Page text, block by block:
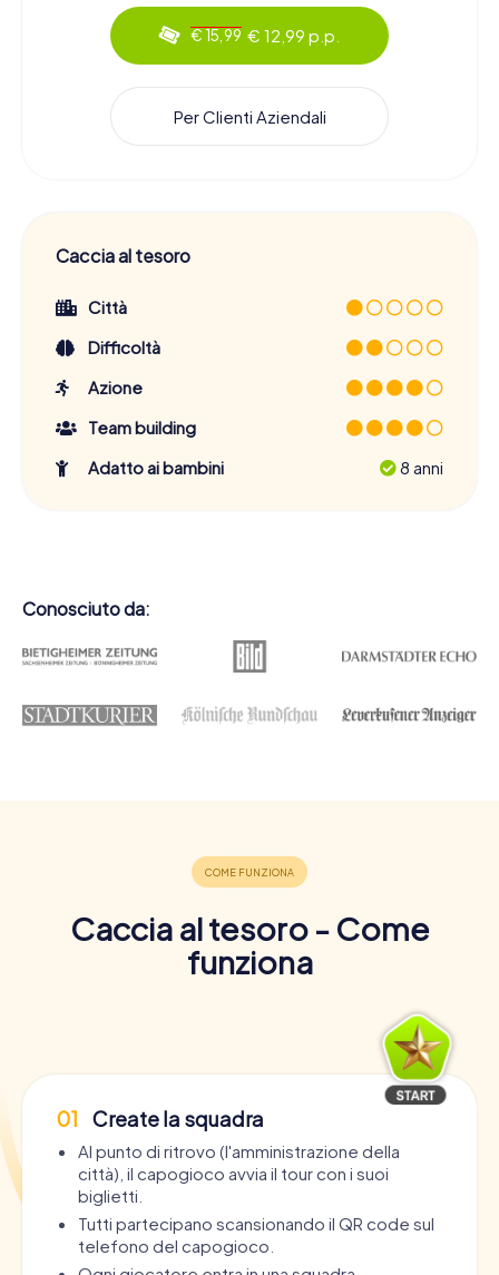
€ 15,99 € 12,99 p.p.
Per Clienti Aziendali
Caccia al tesoro
Città
Difficoltà
Azione
Team building
Adatto ai bambini
8 anni
Conosciuto da:
Caccia al tesoro - Come
funziona
01 Create la squadra
Al punto di ritrovo (l'amministrazione della
città), il capogioco avvia il tour con i suoi
biglietti.
Tutti partecipano scansionando il QR code sul
telefono del capogioco.